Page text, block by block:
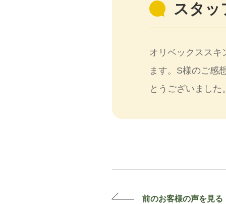
スタッ
オリベックススキ
ます。S様のご感
とうございました
前のお客様の声を見る